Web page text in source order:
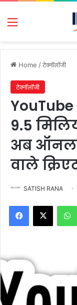
Menu
Home /टेक्नॉलॉजी
टेक्नॉलॉजी
YouTube
9.5
अब
वाले
SATISH RANA
Facebook
X